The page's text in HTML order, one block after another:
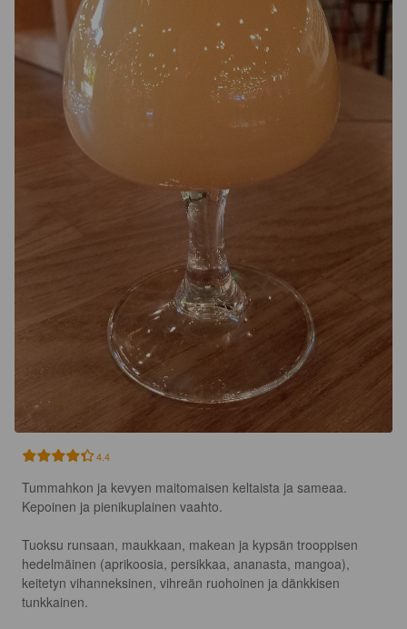
4.4
Tummahkon ja kevyen maitomaisen keltaista ja sameaa.
Kepoinen ja pienikuplainen vaahto.
Tuoksu runsaan, maukkaan, makean ja kypsän trooppisen
hedelmäinen (aprikoosia, persikkaa, ananasta, mangoa),
keitetyn vihanneksinen, vihreän ruohoinen ja dänkkisen
tunkkainen.